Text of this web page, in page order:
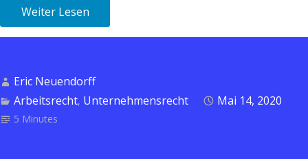
Weiter Lesen
Eric Neuendorff
Arbeitsrecht, Unternehmensrecht Mai 14, 2020
5 Minutes